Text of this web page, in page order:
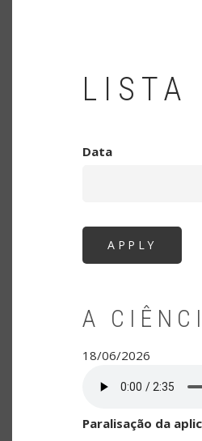
LISTA
Data
A
18/06/2026
Paralisação da